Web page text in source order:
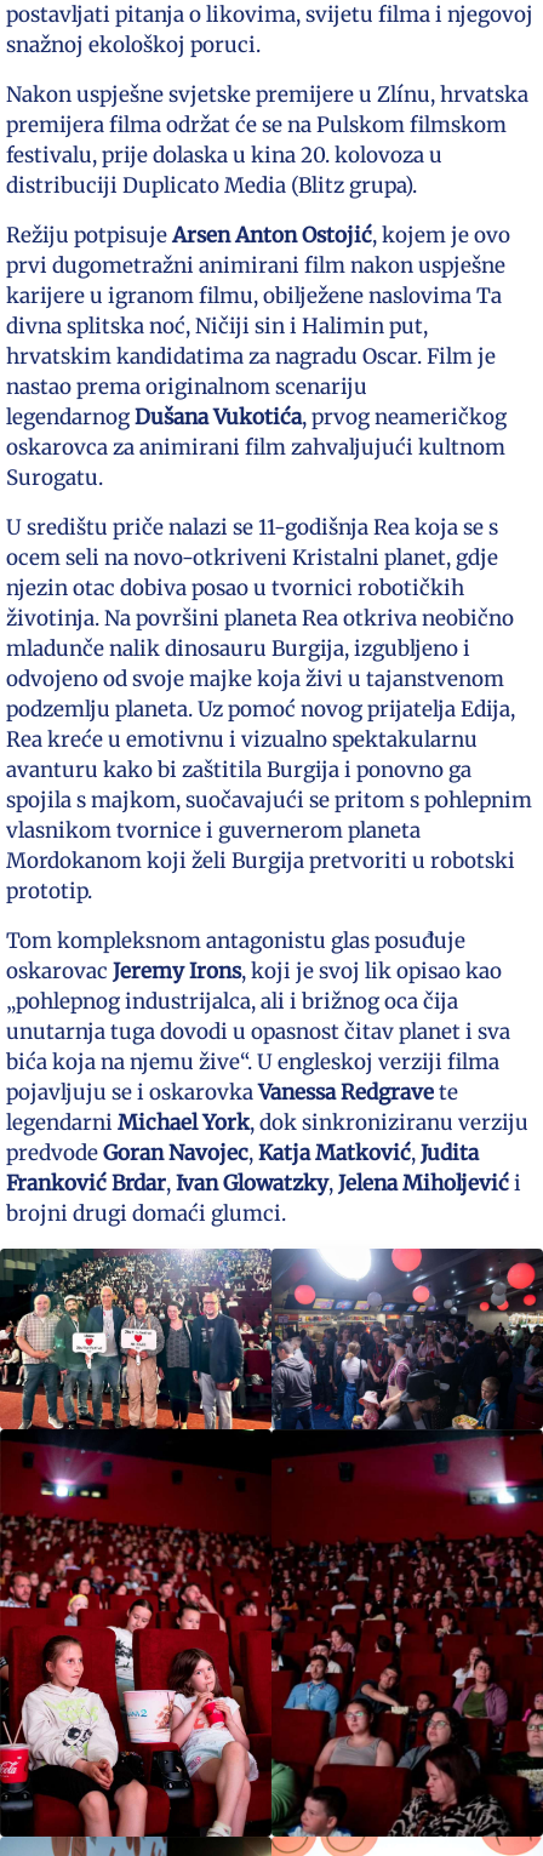
postavljati pitanja o likovima, svijetu filma i njegovoj
snažnoj ekološkoj poruci.
Nakon uspješne svjetske premijere u Zlínu, hrvatska
premijera filma održat će se na Pulskom filmskom
festivalu, prije dolaska u kina 20. kolovoza u
distribuciji Duplicato Media (Blitz grupa).
Režiju potpisujeArsen Anton Ostojić, kojem je ovo
prvi dugometražni animirani film nakon uspješne
karijere u igranom filmu, obilježene naslovima Ta
divna splitska noć, Ničiji sin i Halimin put,
hrvatskim kandidatima za nagradu Oscar. Film je
nastao prema originalnom scenariju
legendarnogDušana Vukotića, prvog neameričkog
oskarovca za animirani film zahvaljujući kultnom
Surogatu.
U središtu priče nalazi se 11-godišnja Rea koja se s
ocem seli na novo-otkriveni Kristalni planet, gdje
njezin otac dobiva posao u tvornici robotičkih
životinja. Na površini planeta Rea otkriva neobično
mladunče nalik dinosauru Burgija, izgubljeno i
odvojeno od svoje majke koja živi u tajanstvenom
podzemlju planeta. Uz pomoć novog prijatelja Edija,
Rea kreće u emotivnu i vizualno spektakularnu
avanturu kako bi zaštitila Burgija i ponovno ga
spojila s majkom, suočavajući se pritom s pohlepnim
vlasnikom tvornice i guvernerom planeta
Mordokanom koji želi Burgija pretvoriti u robotski
prototip.
Tom kompleksnom antagonistu glas posuđuje
oskarovac Jeremy Irons, koji je svoj lik opisao kao
„pohlepnog industrijalca, ali i brižnog oca čija
unutarnja tuga dovodi u opasnost čitav planet i sva
bića koja na njemu žive“. U engleskoj verziji filma
pojavljuju se i oskarovkaVanessa Redgravete
legendarni Michael York, dok sinkroniziranu verziju
predvodeGoran Navojec,Katja Matković,Judita
FrankovićBrdar,Ivan Glowatzky,Jelena Miholjevići
brojni drugi domaći glumci.